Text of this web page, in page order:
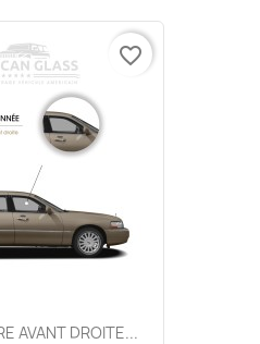
AVANT DROITE...
favorite_border